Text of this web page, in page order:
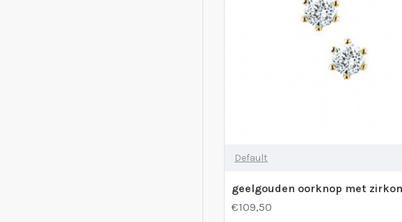
Default
€109,50